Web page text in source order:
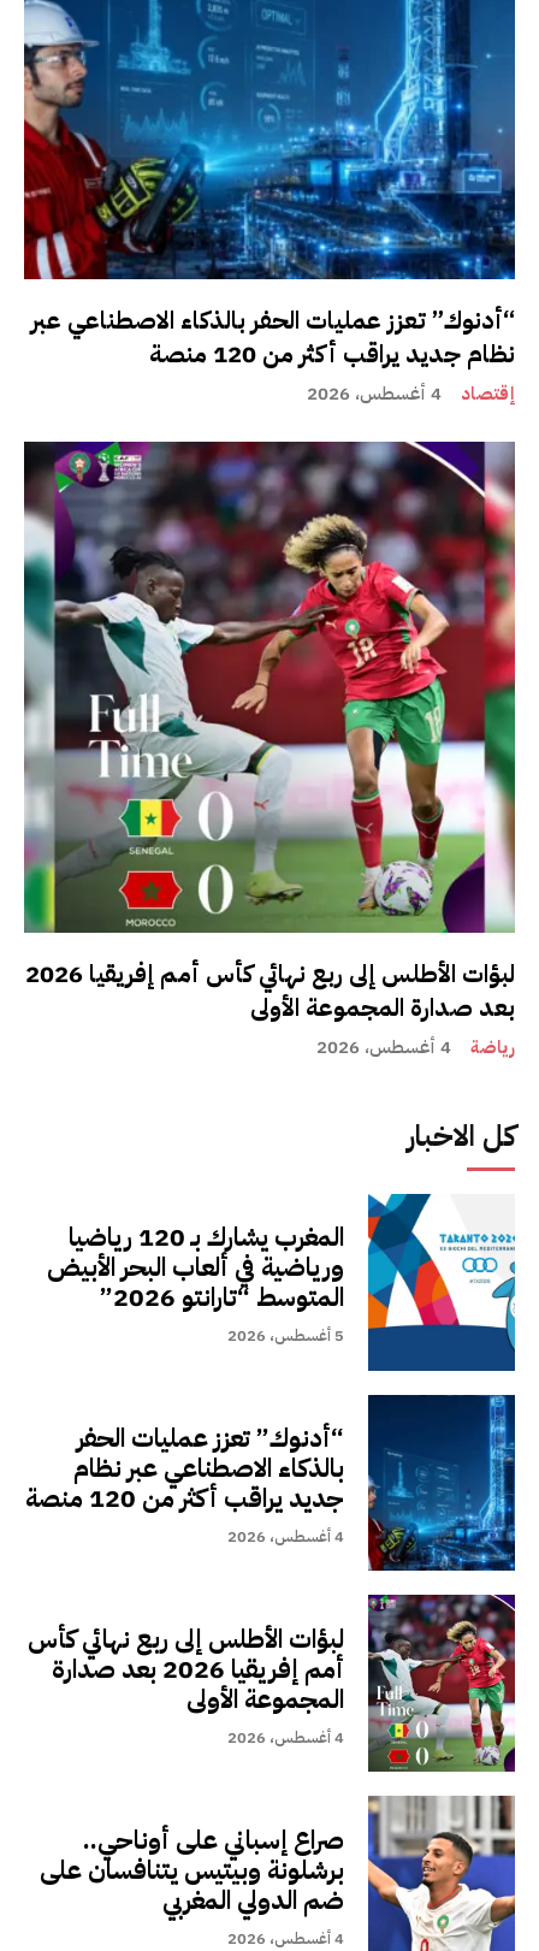
“أدنوك” تعزز عمليات الحفر بالذكاء الاصطناعي عبر
نظام جديد يراقب أكثر من 120 منصة
إقتصاد 4 أغسطس، 2026
لبؤات الأطلس إلى ربع نهائي كأس أمم إفريقيا 2026
بعد صدارة المجموعة الأولى
رياضة 4 أغسطس، 2026
كل الاخبار
المغرب يشارك بـ 120 رياضيا
ورياضية في ألعاب البحر الأبيض
المتوسط “تارانتو 2026”
5 أغسطس، 2026
“أدنوك” تعزز عمليات الحفر
بالذكاء الاصطناعي عبر نظام
جديد يراقب أكثر من 120 منصة
4 أغسطس، 2026
لبؤات الأطلس إلى ربع نهائي كأس
أمم إفريقيا 2026 بعد صدارة
المجموعة الأولى
4 أغسطس، 2026
صراع إسباني على أوناحي..
برشلونة وبيتيس يتنافسان على
ضم الدولي المغربي
4 أغسطس، 2026